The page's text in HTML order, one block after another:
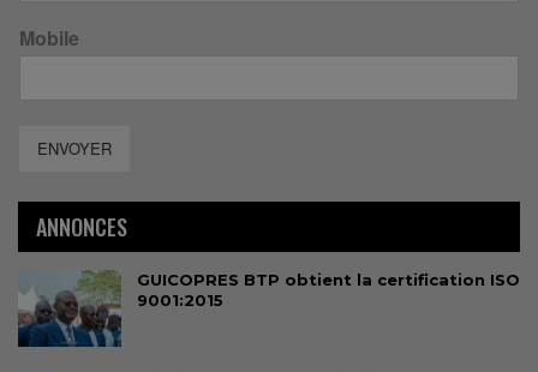
Mobile
ENVOYER
ANNONCES
GUICOPRES BTP obtient la certification ISO
9001:2015